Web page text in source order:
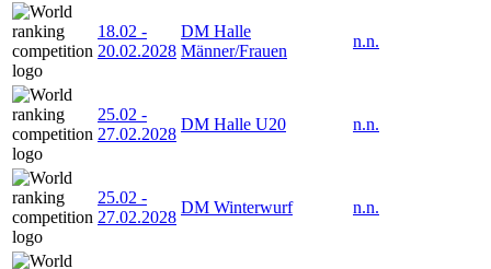
18.02 -
20.02.2028
DM Halle
Männer/Frauen
n.n.
25.02 -
27.02.2028
DM Halle U20 n.n.
25.02 -
27.02.2028
DM Winterwurf n.n.